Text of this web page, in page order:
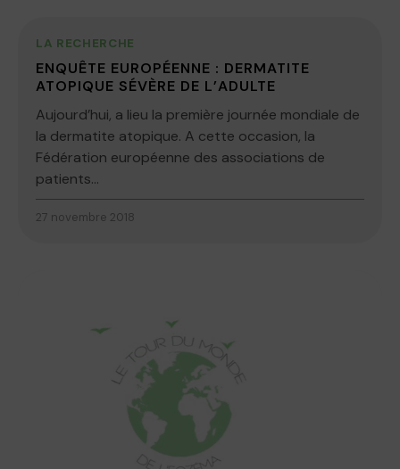
LA RECHERCHE
ENQUÊTE EUROPÉENNE : DERMATITE
ATOPIQUE SÉVÈRE DE L’ADULTE
Aujourd’hui, a lieu la première journée mondiale de
la dermatite atopique. A cette occasion, la
Fédération européenne des associations de
patients...
27 novembre 2018